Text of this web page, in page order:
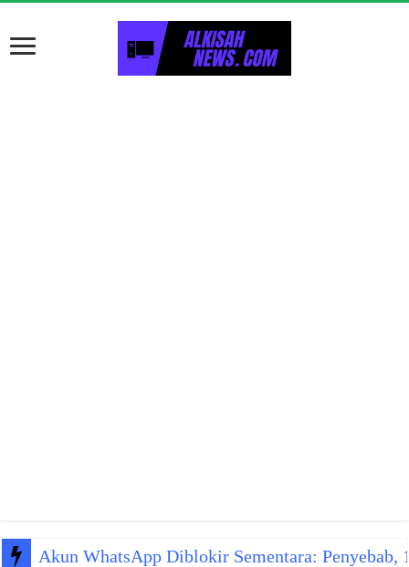
Akun WhatsApp Diblokir Sementara: